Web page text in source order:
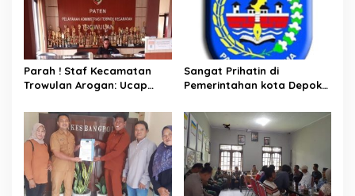
p
o
s
Parah ! Staf Kecamatan
Trowulan Arogan: Ucap
Tantang
Sangat Prihatin di
Pemerintahan kota Depok
Pungli yang Ada di Tubuh
Pemkot Depok.